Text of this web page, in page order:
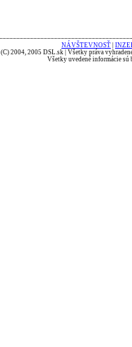
NÁVŠTEVNOSŤ
(C) 2004, 2005 DSL.sk | Všetky práva
Všetky uvedené informácie sú